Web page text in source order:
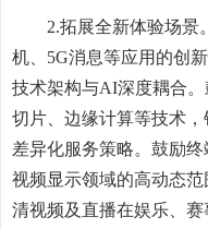
2.拓展全新体验场景
机、5G消息等应用的创
技术架构与AI深度耦合
切片、边缘计算等技术，
差异化服务策略。鼓励
视频显示领域的高动态
清视频及直播在娱乐、